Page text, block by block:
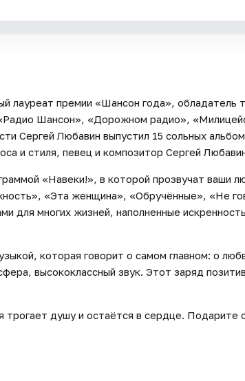
лауреат премии «Шансон года», обладатель
Шансон», «Дорожном радио»,
Сергей Любавин выпустил 15 сольных
и стиля, певец и композитор Сергей
«Навеки!», в которой прозвучат ваши
«Эта женщина», «Обручённые», «Не
для многих жизней, наполненные
которая говорит о самом главном: о
высококлассный звук. Этот заряд
душу и остаётся в сердце. Подарите